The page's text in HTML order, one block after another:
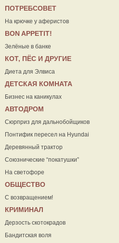
ПОТРЕБСОВЕТ
На крючке у аферистов
ВON APPETIT!
Зелёные в банке
КОТ, ПЁС И ДРУГИЕ
Диета для Элвиса
ДЕТСКАЯ КОМНАТА
Бизнес на каникулах
АВТОДРОМ
Сюрприз для дальнобойщиков
Понтифик пересел на Hyundai
Деревянный трактор
Союзнические “покатушки”
На светофоре
ОБЩЕСТВО
С возвращением!
КРИМИНАЛ
Дерзость скотокрадов
Бандитская воля